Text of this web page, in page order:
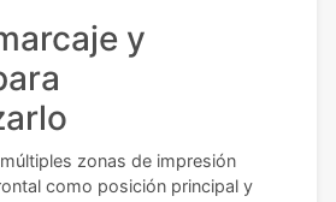
y
zonas de impresión
como posición principal y